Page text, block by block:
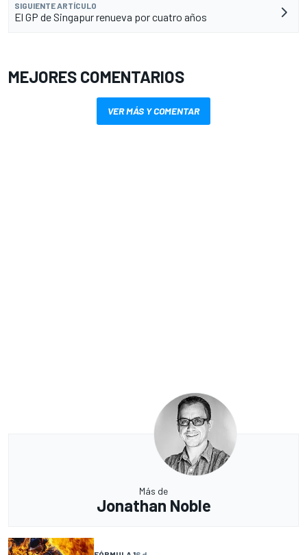
SIGUIENTE ARTÍCULO
El GP de Singapur renueva por cuatro años
MEJORES COMENTARIOS
VER MÁS Y COMENTAR
Más de
Jonathan Noble